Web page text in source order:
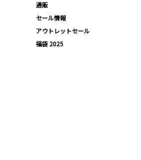
通販
セール情報
アウトレットセール
福袋 2025